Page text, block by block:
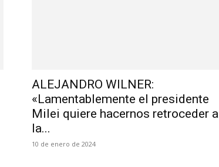
ALEJANDRO WILNER:
«Lamentablemente el presidente
Milei quiere hacernos retroceder a
la...
10 de enero de 2024